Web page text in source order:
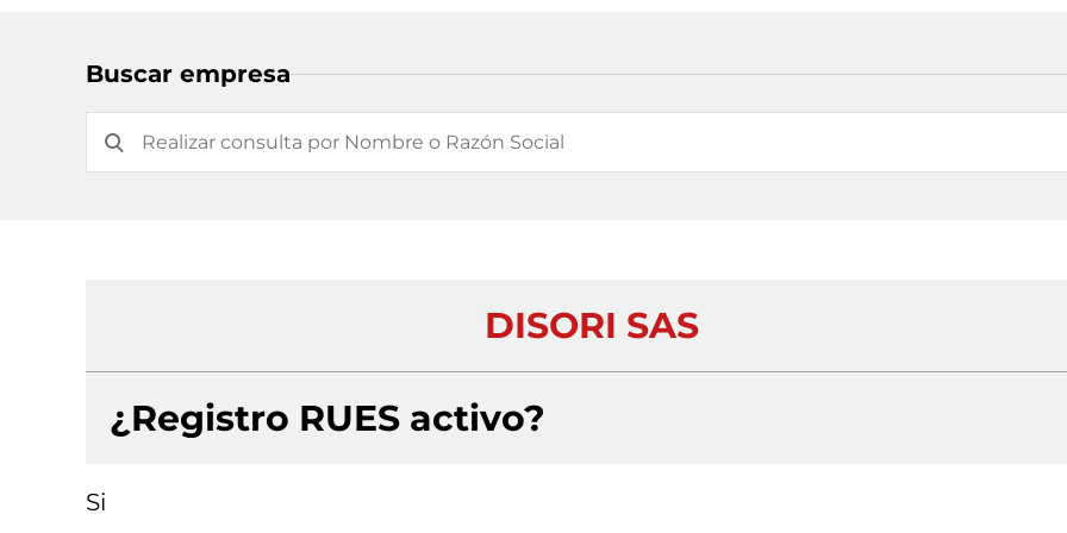
Buscar empresa
DISORI SAS
¿Registro RUES activo?
Si